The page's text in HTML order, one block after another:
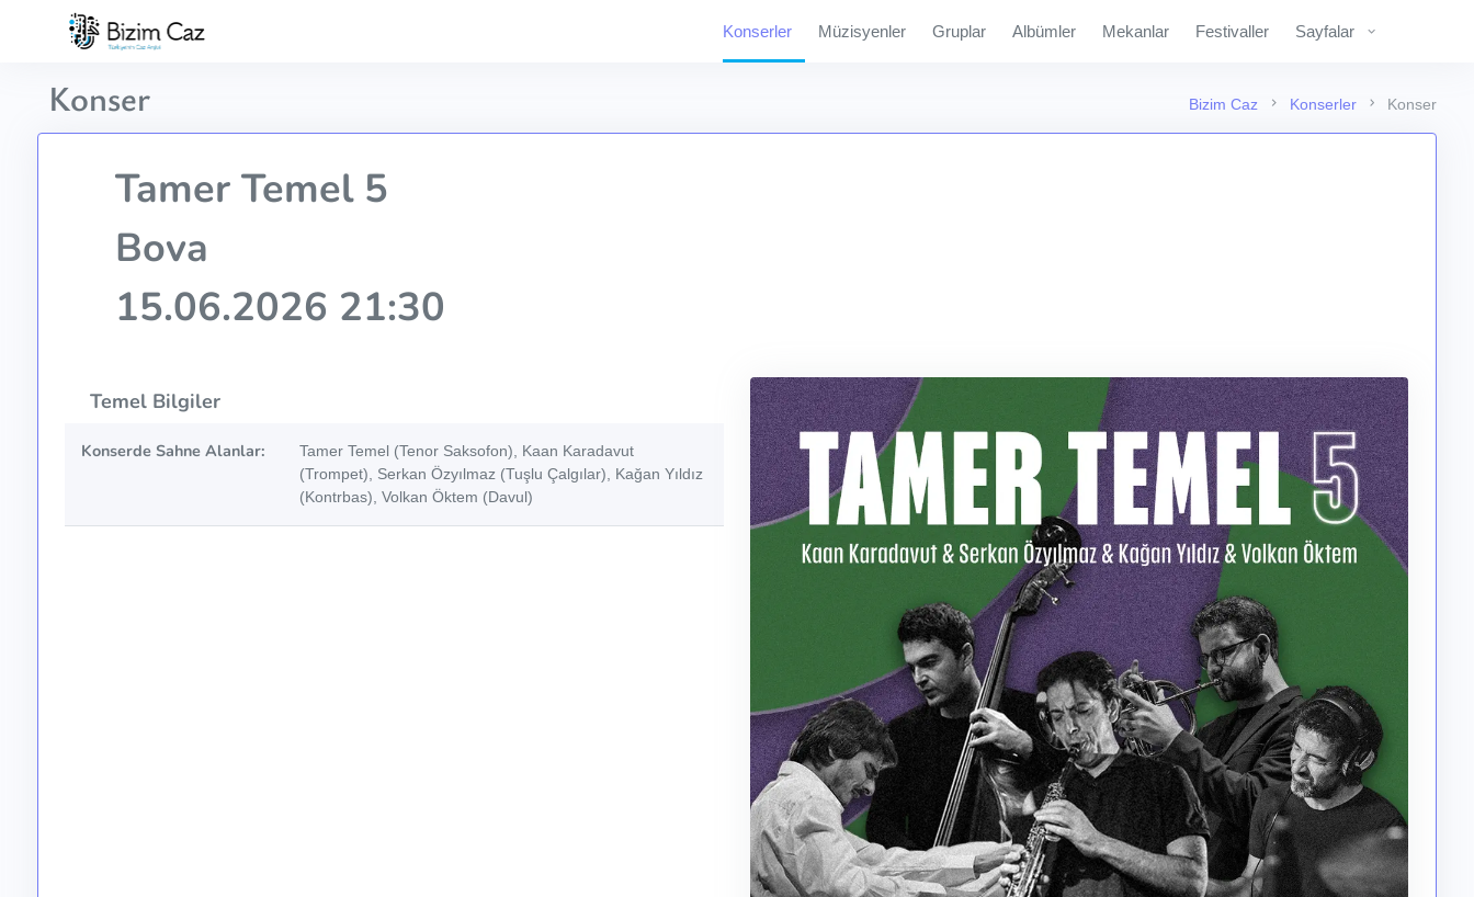
Konserler Müzisyenler Gruplar Albümler Mekanlar Festivaller Sayfalar
Bizim Caz Konserler Konser
Konser
Tamer Temel 5
Bova
15.06.2026 21:30
Temel Bilgiler
Konserde Sahne Alanlar:
Tamer Temel (Tenor Saksofon), Kaan Karadavut
(Trompet), Serkan Özyılmaz (Tuşlu Çalgılar), Kağan Yıldız
(Kontrbas), Volkan Öktem (Davul)